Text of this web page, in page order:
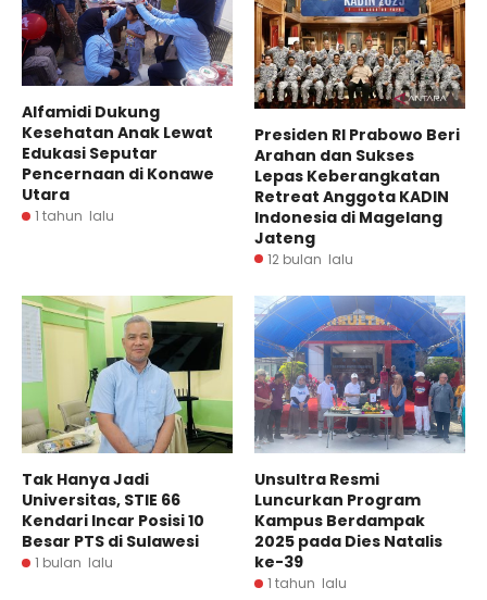
Alfamidi Dukung
Kesehatan Anak Lewat
Edukasi Seputar
Pencernaan di Konawe
Utara
1 tahun lalu
Presiden RI Prabowo Beri
Arahan dan Sukses
Lepas Keberangkatan
Retreat Anggota KADIN
Indonesia di Magelang
Jateng
12 bulan lalu
Tak Hanya Jadi
Universitas, STIE 66
Kendari Incar Posisi 10
Besar PTS di Sulawesi
1 bulan lalu
Unsultra Resmi
Luncurkan Program
Kampus Berdampak
2025 pada Dies Natalis
ke-39
1 tahun lalu